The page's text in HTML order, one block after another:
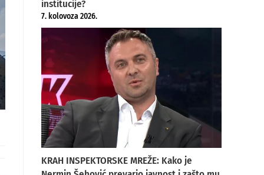
institucije?
7. kolovoza 2026.
KRAH INSPEKTORSKE MREŽE: Kako je